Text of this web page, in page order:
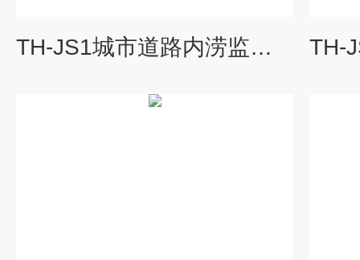
TH-JS1城市道路内涝监测系统